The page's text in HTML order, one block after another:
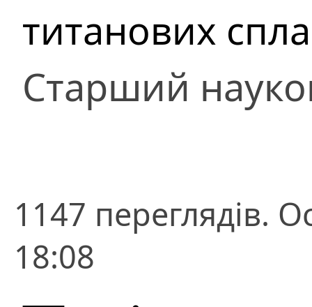
титанових
Старший
1147 переглядів.
18:08